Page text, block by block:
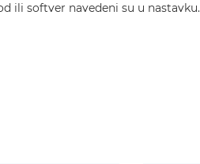
ili softver navedeni su u nastavku.